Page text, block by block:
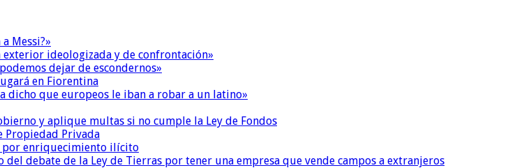
Messi?»
ideologizada y de confrontación»
dejar de escondernos»
en Fiorentina
dicho que europeos le iban a robar a un latino»
y aplique multas si no cumple la Ley de Fondos
Propiedad Privada
por enriquecimiento ilícito
debate de la Ley de Tierras por tener una empresa que vende campos a extranjeros